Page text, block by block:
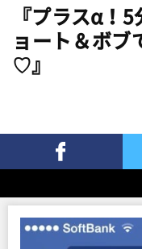
『プラスα！
ョート＆ボブ
♡』